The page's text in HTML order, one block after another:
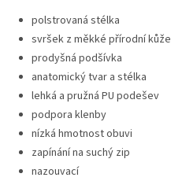
polstrovaná stélka
svršek z měkké přírodní kůže
prodyšná podšívka
anatomický tvar a stélka
lehká a pružná PU podešev
podpora klenby
nízká hmotnost obuvi
zapínání na suchý zip
nazouvací